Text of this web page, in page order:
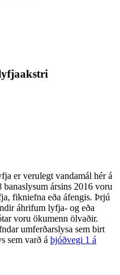
er verulegt vandamál hér á
ársins 2016 voru
fikniefna eða áfengis. Þrjú
áhrifum lyfja- og eða
voru ökumenn ölvaðir.
umferðarslysa sem birt
sem varð á þjóðvegi 1 á